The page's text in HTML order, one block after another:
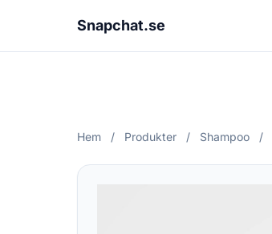
Snapchat.se
Hem / Produkter / Shampoo /